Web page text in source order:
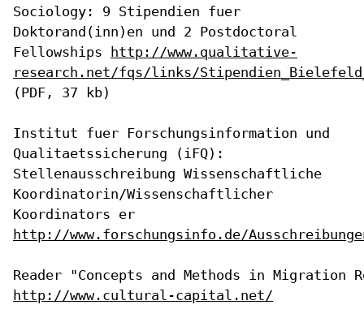
Sociology: 9 Stipendien fuer
Doktorand(inn)en und 2 Postdoctoral
Fellowships http://www.qualitative-
research.net/fqs/links/
(PDF, 37 kb)
Institut fuer Forschungsinformation und
Qualitaetssicherung (iFQ):
Stellenausschreibung Wissenschaftliche
Koordinatorin/Wissenschaftlicher
Koordinators er
http://www.forschungsinfo.de/
http://www.cultural-capital.net/